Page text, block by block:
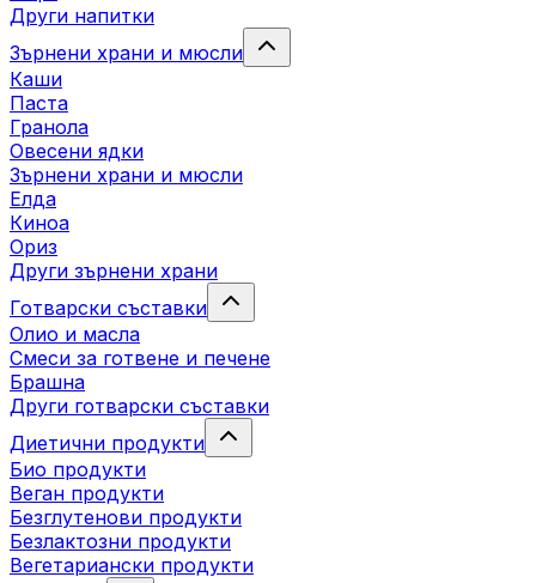
Други напитки
Зърнени храни и мюсли
Каши
Паста
Гранола
Овесени ядки
Зърнени храни и мюсли
Елда
Киноа
Ориз
Други зърнени храни
Готварски съставки
Олио и масла
Смеси за готвене и печене
Брашна
Други готварски съставки
Диетични продукти
Био продукти
Веган продукти
Безглутенови продукти
Безлактозни продукти
Вегетариански продукти